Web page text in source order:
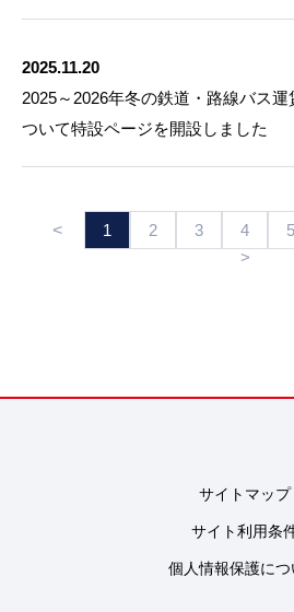
2025.11.20
2025～2026年冬の鉄道・路線バス
ついて特設ページを開設しました
< 1 2 3 4 5
>
サイトマップ
サイト利用条
個人情報保護につ